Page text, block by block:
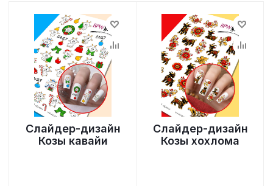
Слайдер-дизайн
Козы кавайи
Слайдер-дизайн
Козы хохлома